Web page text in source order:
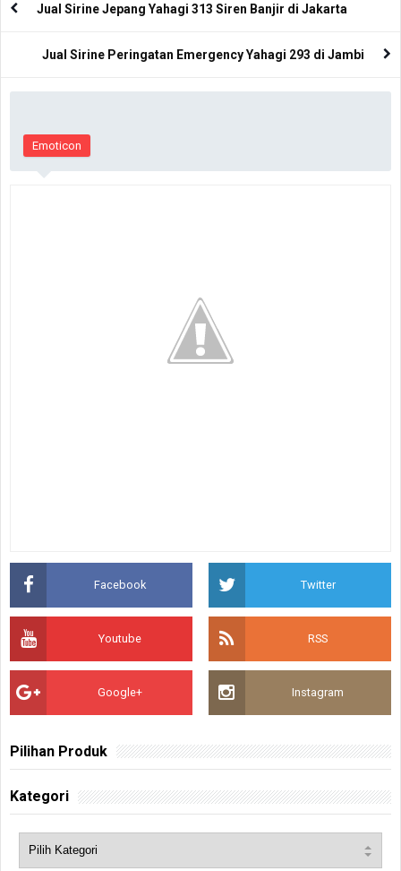
Jual Sirine Jepang Yahagi 313 Siren Banjir di Jakarta
Jual Sirine Peringatan Emergency Yahagi 293 di Jambi
Emoticon
Facebook Twitter
Youtube RSS
Google+ Instagram
Pilihan Produk
Kategori